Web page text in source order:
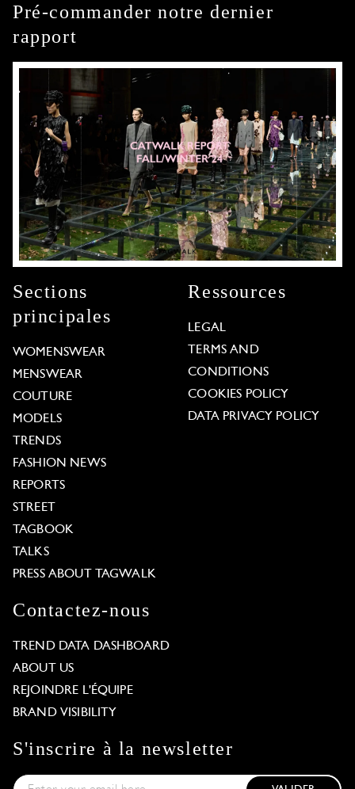
Pré-commander notre dernier
rapport
Sections
principales
WOMENSWEAR
MENSWEAR
COUTURE
MODELS
TRENDS
FASHION NEWS
REPORTS
STREET
TAGBOOK
TALKS
PRESS ABOUT TAGWALK
Ressources
LEGAL
TERMS AND
CONDITIONS
COOKIES POLICY
DATA PRIVACY POLICY
Contactez-nous
TREND DATA DASHBOARD
ABOUT US
REJOINDRE L'ÉQUIPE
BRAND VISIBILITY
S'inscrire à la newsletter